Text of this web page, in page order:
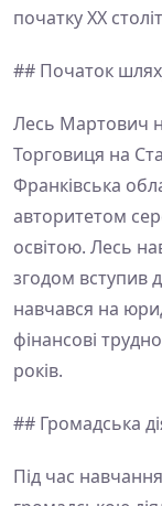
початку XX
## Початок
Лесь Мартович
Торговиця на
Франківська
авторитетом
освітою. Лесь
згодом вступив
навчався на
фінансові
років.
## Громадська
Під час